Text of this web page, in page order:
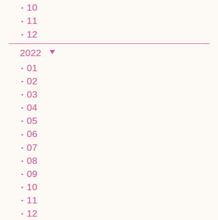
10
11
12
2022
01
02
03
04
05
06
07
08
09
10
11
12